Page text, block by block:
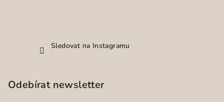
Sledovat na Instagramu
Odebírat newsletter